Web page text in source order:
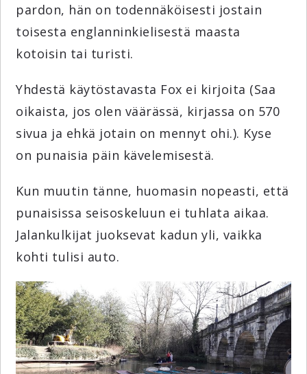
pardon, hän on todennäköisesti jostain
toisesta englanninkielisestä maasta
kotoisin tai turisti.
Yhdestä käytöstavasta Fox ei kirjoita (Saa
oikaista, jos olen väärässä, kirjassa on 570
sivua ja ehkä jotain on mennyt ohi.). Kyse
on punaisia päin kävelemisestä.
Kun muutin tänne, huomasin nopeasti, että
punaisissa seisoskeluun ei tuhlata aikaa.
Jalankulkijat juoksevat kadun yli, vaikka
kohti tulisi auto.